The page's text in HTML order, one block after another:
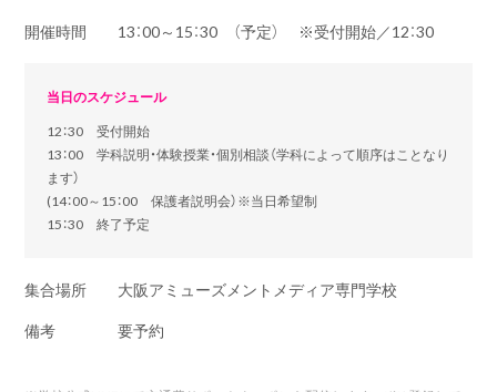
開催時間
13：00～15：30 （予定） ※受付開始／12：30
当日のスケジュール
12：30 受付開始
13：00 学科説明・体験授業・個別相談（学科によって順序はことなり
ます）
(14：00～15：00 保護者説明会）※当日希望制
15：30 終了予定
集合場所
大阪アミューズメントメディア専門学校
備考
要予約